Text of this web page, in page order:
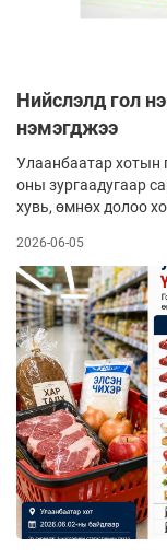
Нийслэлд гол
нэмэгджээ
Улаанбаатар хотын
оны зургаадугаар
хувь, өмнөх долоо
2026-06-05